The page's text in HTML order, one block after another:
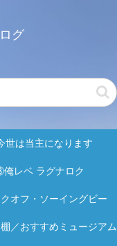
グ
は当主になります
レベ ラグナロク
オフ・ソーイングビー
／おすすめミュージアム